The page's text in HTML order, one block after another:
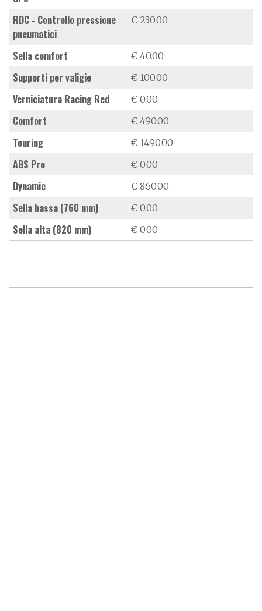
RDC - Controllo pressione
pneumatici
€ 230.00
sella comfort € 40.00
supporti per valigie € 100.00
verniciatura Racing Red € 0.00
Comfort € 490.00
Touring € 1490.00
ABS Pro € 0.00
Dynamic € 860.00
sella bassa (760 mm) € 0.00
sella alta (820 mm) € 0.00